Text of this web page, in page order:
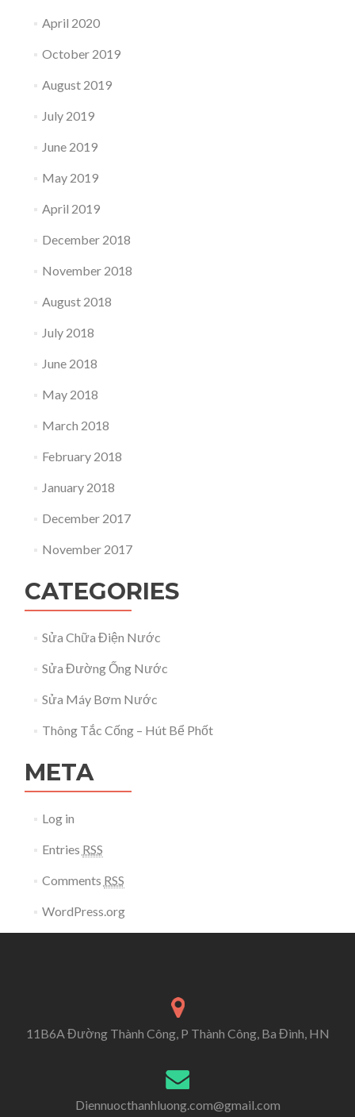
April 2020
October 2019
August 2019
July 2019
June 2019
May 2019
April 2019
December 2018
November 2018
August 2018
July 2018
June 2018
May 2018
March 2018
February 2018
January 2018
December 2017
November 2017
CATEGORIES
Sửa Chữa Điện Nước
Sửa Đường Ống Nước
Sửa Máy Bơm Nước
Thông Tắc Cống – Hút Bể Phốt
META
Log in
Entries RSS
Comments RSS
WordPress.org
11B6A Đường Thành Công, P Thành Công, Ba Đình, HN
Diennuocthanhluong.com@gmail.com